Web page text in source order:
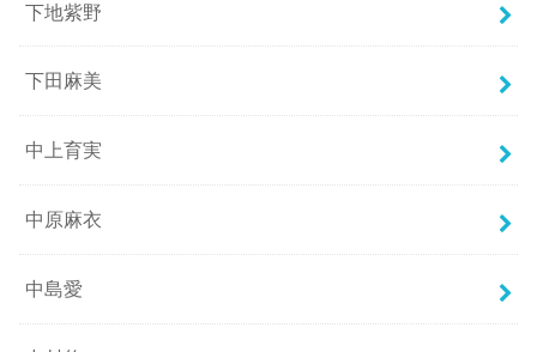
下地紫野
下田麻美
中上育実
中原麻衣
中島愛